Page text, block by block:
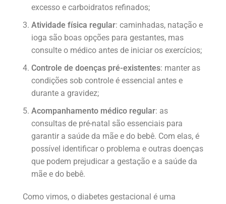
excesso e carboidratos refinados;
Atividade física regular: caminhadas, natação e
ioga são boas opções para gestantes, mas
consulte o médico antes de iniciar os exercícios;
Controle de doenças pré-existentes: manter as
condições sob controle é essencial antes e
durante a gravidez;
Acompanhamento médico regular: as
consultas de pré-natal são essenciais para
garantir a saúde da mãe e do bebê. Com elas, é
possível identificar o problema e outras doenças
que podem prejudicar a gestação e a saúde da
mãe e do bebê.
Como vimos, o diabetes gestacional é uma